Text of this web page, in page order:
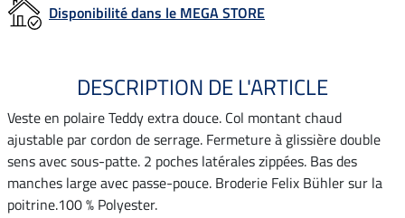
Disponibilité dans le MEGA STORE
DESCRIPTION DE L'ARTICLE
Veste en polaire Teddy extra douce. Col montant chaud
ajustable par cordon de serrage. Fermeture à glissière double
sens avec sous-patte. 2 poches latérales zippées. Bas des
manches large avec passe-pouce. Broderie Felix Bühler sur la
poitrine.100 % Polyester.